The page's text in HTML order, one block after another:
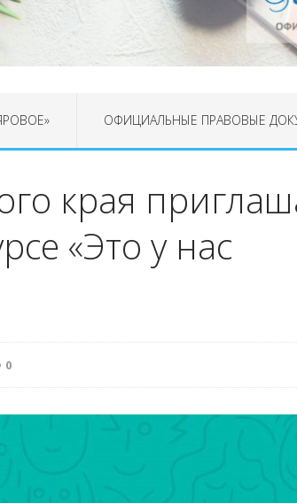
ОФИЦИАЛЬНЫЕ ПРАВОВЫЕ
края
«Это у нас
0